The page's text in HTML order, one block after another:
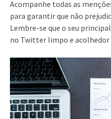
Acompanhe todas as
para garantir que não
Lembre-se que o seu
no Twitter limpo e